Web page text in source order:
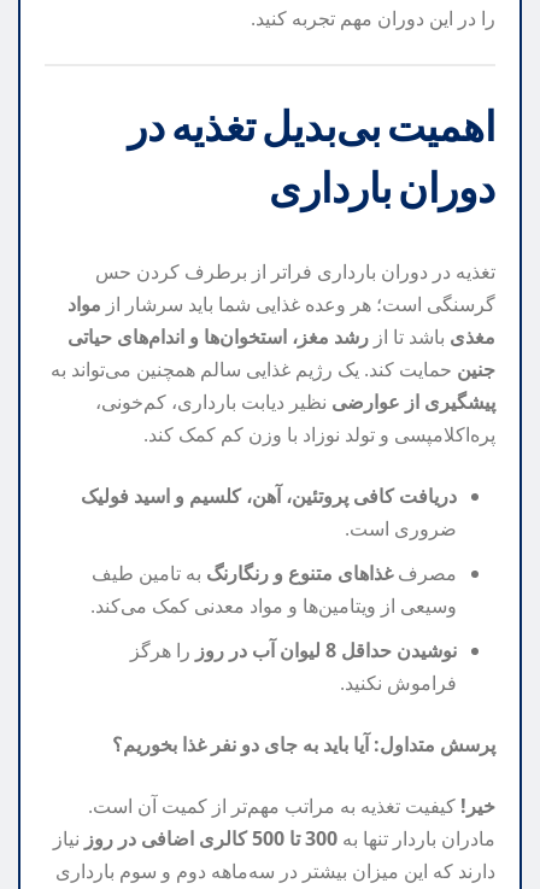
را در این دوران مهم تجربه کنید.
اهمیت بی‌بدیل تغذیه در
دوران بارداری
تغذیه در دوران بارداری فراتر از برطرف کردن حس
گرسنگی است؛ هر وعده غذایی شما باید سرشار از مواد
مغذی باشد تا از رشد مغز، استخوان‌ها و اندام‌های حیاتی
جنین حمایت کند. یک رژیم غذایی سالم همچنین می‌تواند به
پیشگیری از عوارضی نظیر دیابت بارداری، کم‌خونی،
پره‌اکلامپسی و تولد نوزاد با وزن کم کمک کند.
دریافت کافی پروتئین، آهن، کلسیم و اسید فولیک
ضروری است.
مصرفغذاهای متنوع و رنگارنگ به تامین طیف
وسیعی از ویتامین‌ها و مواد معدنی کمک می‌کند.
نوشیدن حداقل 8 لیوان آب در روز
را هرگز
فراموش نکنید.
پرسش متداول: آیا باید به جای دو نفر غذا بخوریم؟
خیر! کیفیت تغذیه به مراتب مهم‌تر از کمیت آن است.
مادران باردار تنها به 300 تا 500 کالری اضافی در روز
نیاز
دارند که این میزان بیشتر در سه‌ماهه دوم و سوم بارداری